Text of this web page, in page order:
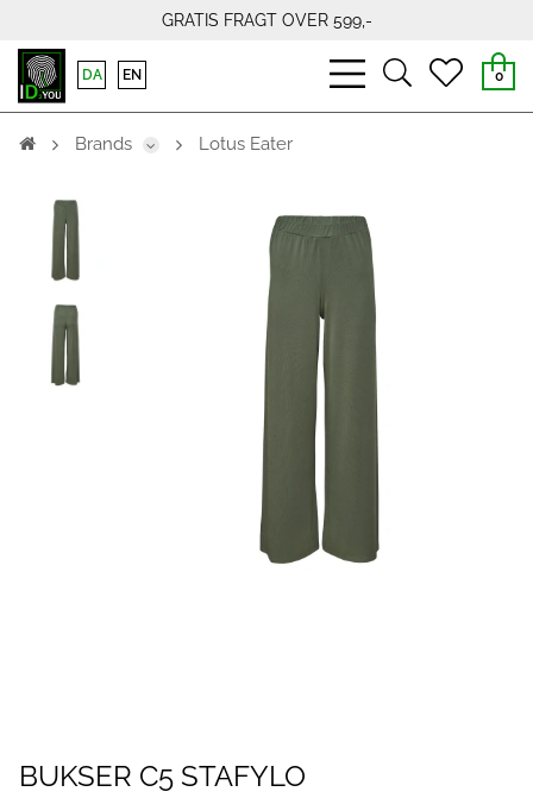
GRATIS FRAGT OVER 599,-
bars
light
searchheart
0
DA EN
Brands Lotus Eater
BUKSER C5 STAFYLO